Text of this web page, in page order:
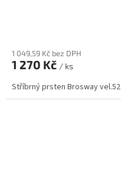
1 049,59 Kč bez DPH
1 270 Kč / ks
Stříbrný prsten Brosway vel.52